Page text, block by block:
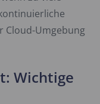
Cloud-Umgebung
Wichtige